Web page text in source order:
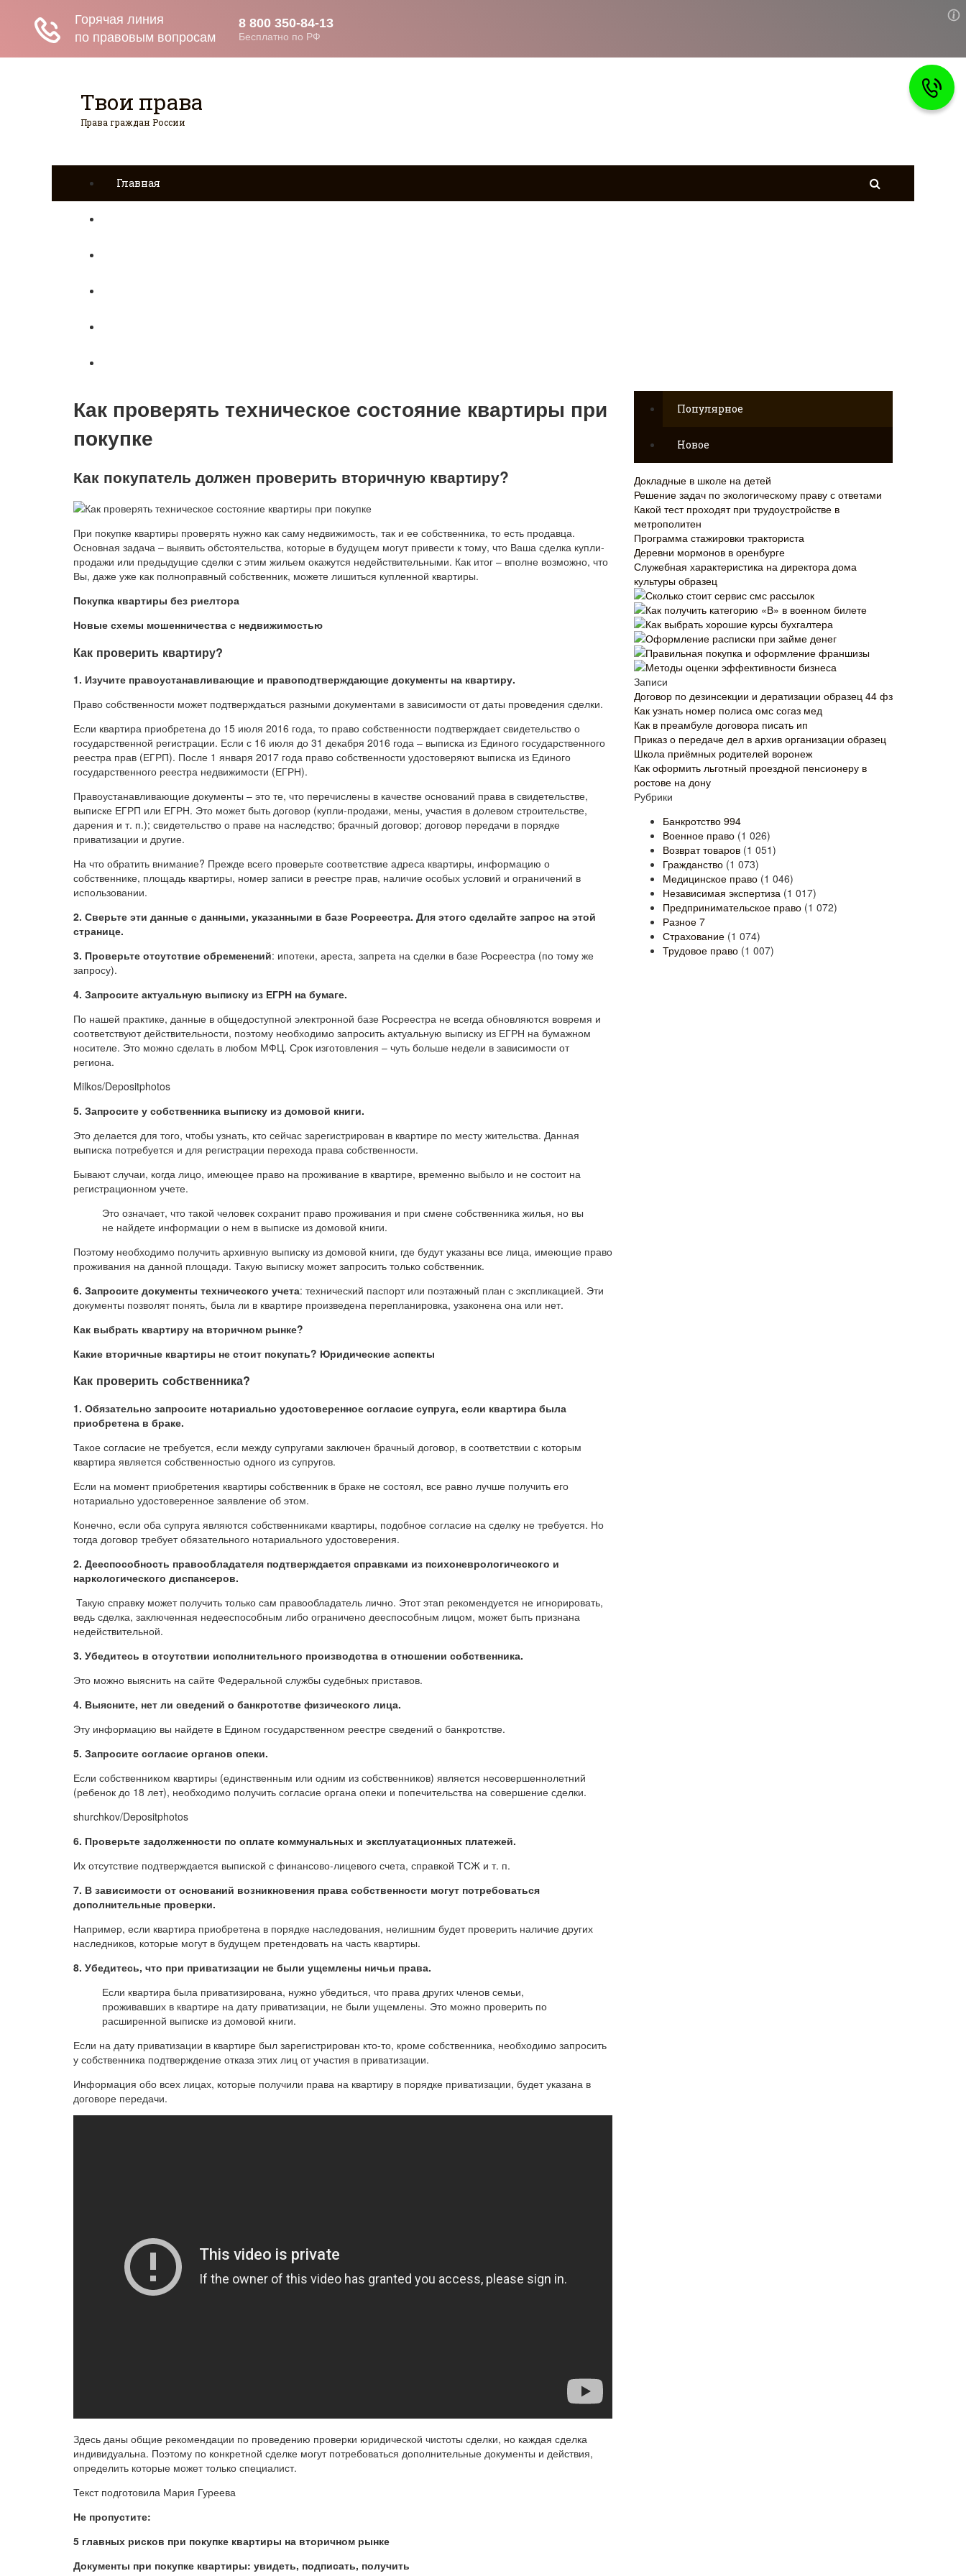
Твои права
Права граждан России
Главная
Как проверять техническое состояние квартиры при
покупке
Как покупатель должен проверить вторичную квартиру?
При покупке квартиры проверять нужно как саму недвижимость, так и ее собственника, то есть продавца.
Основная задача – выявить обстоятельства, которые в будущем могут привести к тому, что Ваша сделка купли-
продажи или предыдущие сделки с этим жильем окажутся недействительными. Как итог – вполне возможно, что
Вы, даже уже как полноправный собственник, можете лишиться купленной квартиры.
Покупка квартиры без риелтора
Новые схемы мошенничества с недвижимостью
Как проверить квартиру?
1. Изучите правоустанавливающие и правоподтверждающие документы на квартиру.
Право собственности может подтверждаться разными документами в зависимости от даты проведения сделки.
Если квартира приобретена до 15 июля 2016 года, то право собственности подтверждает свидетельство о
государственной регистрации. Если с 16 июля до 31 декабря 2016 года – выписка из Единого государственного
реестра прав (ЕГРП). После 1 января 2017 года право собственности удостоверяют выписка из Единого
государственного реестра недвижимости (ЕГРН).
Правоустанавливающие документы – это те, что перечислены в качестве оснований права в свидетельстве,
выписке ЕГРП или ЕГРН. Это может быть договор (купли-продажи, мены, участия в долевом строительстве,
дарения и т. п.); свидетельство о праве на наследство; брачный договор; договор передачи в порядке
приватизации и другие.
На что обратить внимание? Прежде всего проверьте соответствие адреса квартиры, информацию о
собственнике, площадь квартиры, номер записи в реестре прав, наличие особых условий и ограничений в
использовании.
2. Сверьте эти данные с данными, указанными в базе Росреестра. Для этого сделайте запрос на этой
странице.
3. Проверьте отсутствие обременений: ипотеки, ареста, запрета на сделки в базе Росреестра (по тому же
запросу).
4. Запросите актуальную выписку из ЕГРН на бумаге.
По нашей практике, данные в общедоступной электронной базе Росреестра не всегда обновляются вовремя и
соответствуют действительности, поэтому необходимо запросить актуальную выписку из ЕГРН на бумажном
носителе. Это можно сделать в любом МФЦ. Срок изготовления – чуть больше недели в зависимости от
региона.
Milkos/Depositphotos
5. Запросите у собственника выписку из домовой книги.
Это делается для того, чтобы узнать, кто сейчас зарегистрирован в квартире по месту жительства. Данная
выписка потребуется и для регистрации перехода права собственности.
Бывают случаи, когда лицо, имеющее право на проживание в квартире, временно выбыло и не состоит на
регистрационном учете.
Это означает, что такой человек сохранит право проживания и при смене собственника жилья, но вы
не найдете информации о нем в выписке из домовой книги.
Поэтому необходимо получить архивную выписку из домовой книги, где будут указаны все лица, имеющие право
проживания на данной площади. Такую выписку может запросить только собственник.
6. Запросите документы технического учета: технический паспорт или поэтажный план с экспликацией. Эти
документы позволят понять, была ли в квартире произведена перепланировка, узаконена она или нет.
Как выбрать квартиру на вторичном рынке?
Какие вторичные квартиры не стоит покупать? Юридические аспекты
Как проверить собственника?
1. Обязательно запросите нотариально удостоверенное согласие супруга, если квартира была
приобретена в браке.
Такое согласие не требуется, если между супругами заключен брачный договор, в соответствии с которым
квартира является собственностью одного из супругов.
Если на момент приобретения квартиры собственник в браке не состоял, все равно лучше получить его
нотариально удостоверенное заявление об этом.
Конечно, если оба супруга являются собственниками квартиры, подобное согласие на сделку не требуется. Но
тогда договор требует обязательного нотариального удостоверения.
2. Дееспособность правообладателя подтверждается справками из психоневрологического и
наркологического диспансеров.
Такую справку может получить только сам правообладатель лично. Этот этап рекомендуется не игнорировать,
ведь сделка, заключенная недееспособным либо ограничено дееспособным лицом, может быть признана
недействительной.
3. Убедитесь в отсутствии исполнительного производства в отношении собственника.
Это можно выяснить на сайте Федеральной службы судебных приставов.
4. Выясните, нет ли сведений о банкротстве физического лица.
Эту информацию вы найдете в Едином государственном реестре сведений о банкротстве.
5. Запросите согласие органов опеки.
Если собственником квартиры (единственным или одним из собственников) является несовершеннолетний
(ребенок до 18 лет), необходимо получить согласие органа опеки и попечительства на совершение сделки.
shurchkov/Depositphotos
6. Проверьте задолженности по оплате коммунальных и эксплуатационных платежей.
Их отсутствие подтверждается выпиской с финансово-лицевого счета, справкой ТСЖ и т. п.
7. В зависимости от оснований возникновения права собственности могут потребоваться
дополнительные проверки.
Например, если квартира приобретена в порядке наследования, нелишним будет проверить наличие других
наследников, которые могут в будущем претендовать на часть квартиры.
8. Убедитесь, что при приватизации не были ущемлены ничьи права.
Если квартира была приватизирована, нужно убедиться, что права других членов семьи,
проживавших в квартире на дату приватизации, не были ущемлены. Это можно проверить по
расширенной выписке из домовой книги.
Если на дату приватизации в квартире был зарегистрирован кто-то, кроме собственника, необходимо запросить
у собственника подтверждение отказа этих лиц от участия в приватизации.
Информация обо всех лицах, которые получили права на квартиру в порядке приватизации, будет указана в
договоре передачи.
Здесь даны общие рекомендации по проведению проверки юридической чистоты сделки, но каждая сделка
индивидуальна. Поэтому по конкретной сделке могут потребоваться дополнительные документы и действия,
определить которые может только специалист.
Текст подготовила Мария Гуреева
Не пропустите:
5 главных рисков при покупке квартиры на вторичном рынке
Документы при покупке квартиры: увидеть, подписать, получить
Популярное
Новое
Докладные в школе на детей
Решение задач по экологическому праву с ответами
Какой тест проходят при трудоустройстве в
метрополитен
Программа стажировки тракториста
Деревни мормонов в оренбурге
Служебная характеристика на директора дома
культуры образец
Сколько стоит сервис смс рассылок
Как получить категорию «В» в военном билете
Как выбрать хорошие курсы бухгалтера
Оформление расписки при займе денег
Правильная покупка и оформление франшизы
Методы оценки эффективности бизнеса
Записи
Договор по дезинсекции и дератизации образец 44 фз
Как узнать номер полиса омс согаз мед
Как в преамбуле договора писать ип
Приказ о передаче дел в архив организации образец
Школа приёмных родителей воронеж
Как оформить льготный проездной пенсионеру в
ростове на дону
Рубрики
Банкротство 994
Военное право (1 026)
Возврат товаров (1 051)
Гражданство (1 073)
Медицинское право (1 046)
Независимая экспертиза (1 017)
Предпринимательское право (1 072)
Разное 7
Страхование (1 074)
Трудовое право (1 007)